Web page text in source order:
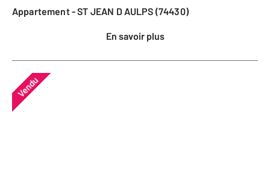
Appartement - ST JEAN D AULPS (74430)
En savoir plus
Vendu